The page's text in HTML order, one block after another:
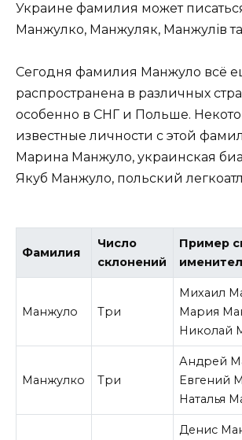
Украине фамилия может
Манжулко, Манжуляк, Манжулів
Сегодня фамилия Манжуло всё
распространена в различных
особенно в СНГ и Польше.
известные личности с этой
Марина Манжуло, украинская
Якуб Манжуло, польский
Фамилия
Число
склонений
Пример
Манжуло Три
Михаил
Мария
Николай
Манжулко Три
Андрей
Евгений
Наталья
Денис